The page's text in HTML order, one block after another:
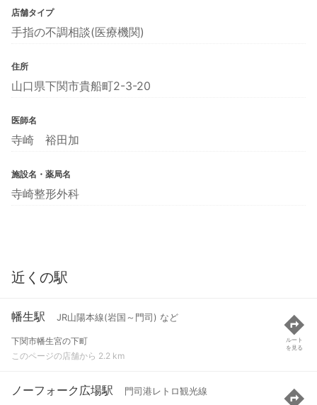
店舗タイプ
手指の不調相談(医療機関)
住所
山口県下関市貴船町2-3-20
医師名
寺崎 裕田加
施設名・薬局名
寺崎整形外科
近くの駅
幡生駅 JR山陽本線(岩国～門司) など
下関市幡生宮の下町
このページの店舗から 2.2 km
ルート
を見る
ノーフォーク広場駅 門司港レトロ観光線